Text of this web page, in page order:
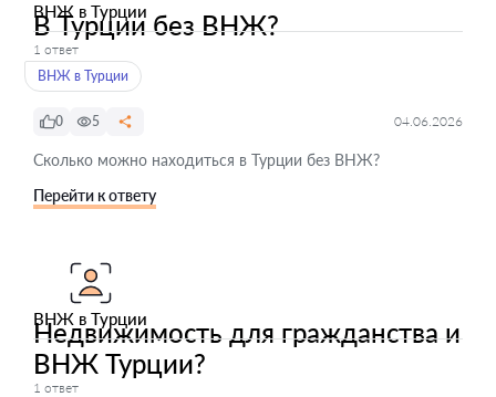
ВНЖ в Турции
В Турции без ВНЖ?
1 ответ
ВНЖ в Турции
0 5 04.06.2026
Сколько можно находиться в Турции без ВНЖ?
Перейти к ответу
ВНЖ в Турции
Недвижимость для гражданства и
ВНЖ Турции?
1 ответ